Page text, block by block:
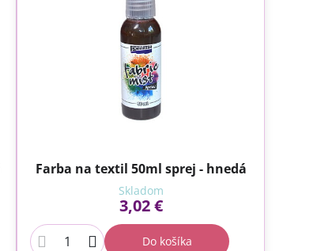
Farba na textil 50ml sprej - hnedá
Skladom
3,02 €
Do košíka